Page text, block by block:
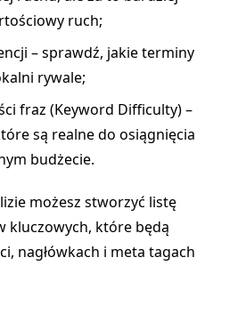
ruch;
– sprawdź, jakie terminy
rywale;
fraz (Keyword Difficulty) –
są realne do osiągnięcia
budżecie.
możesz stworzyć listę
kluczowych, które będą
nagłówkach i meta tagach